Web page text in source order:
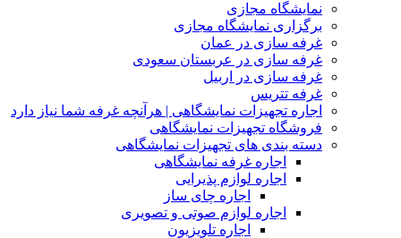
نمایشگاه مجازی
برگزاری نمایشگاه مجازی
غرفه سازی در عمان
غرفه سازی در عربستان سعودی
غرفه سازی در اربیل
غرفه تتریس
اجاره تجهیزات نمایشگاهی | هرآنچه غرفه شما نیاز دارد
فروشگاه تجهیزات نمایشگاهی
دسته بندی های تجهیزات نمایشگاهی
اجاره غرفه نمایشگاهی
اجاره لوازم پذیرایی
اجاره چای ساز
اجاره لوازم صوتی و تصویری
اجاره تلویزیون